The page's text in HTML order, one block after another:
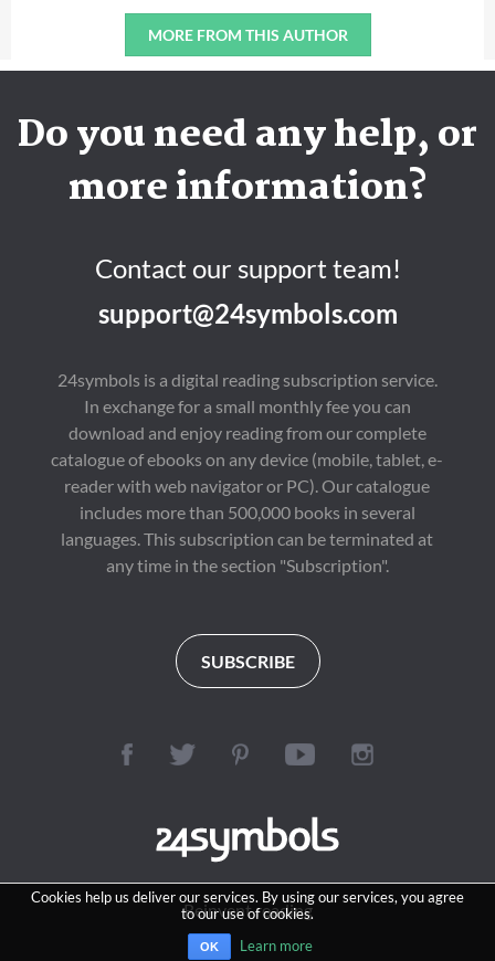
MORE FROM THIS AUTHOR
Cookies help us deliver our services. By using our services, you agree
to our use of cookies.
OK Learn more
Do you need any help, or
more information?
Contact our support team!
support@24symbols.com
24symbols is a digital reading subscription service.
In exchange for a small monthly fee you can
download and enjoy reading from our complete
catalogue of ebooks on any device (mobile, tablet, e-
reader with web navigator or PC). Our catalogue
includes more than 500,000 books in several
languages. This subscription can be terminated at
any time in the section "Subscription".
SUBSCRIBE
Reinvent reading